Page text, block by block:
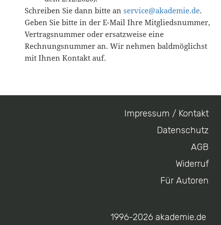
Schreiben Sie dann bitte an service@akademie.de.
Geben Sie bitte in der E-Mail Ihre Mitgliedsnummer,
Vertragsnummer oder ersatzweise eine
Rechnungsnummer an. Wir nehmen baldmöglichst
mit Ihnen Kontakt auf.
Impressum / Kontakt
Datenschutz
AGB
Widerruf
Für Autoren
1996-2026 akademie.de